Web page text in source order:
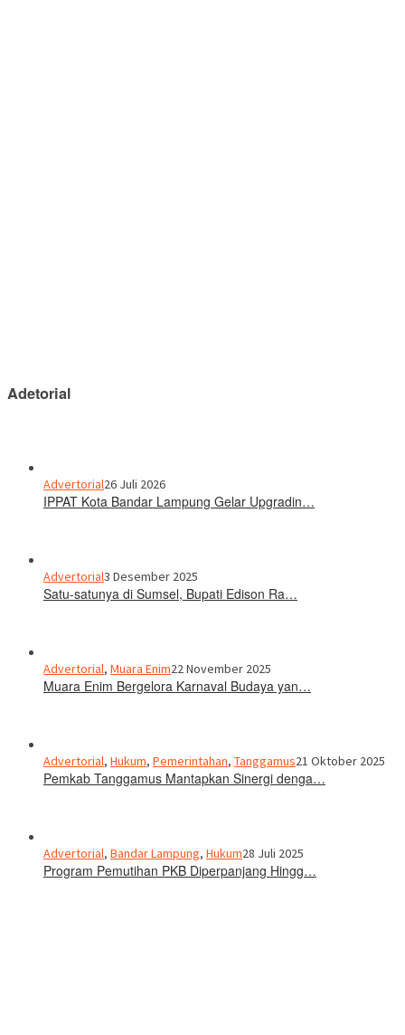
Adetorial
Advertorial26 Juli 2026
IPPAT Kota Bandar Lampung Gelar Upgradin…
Advertorial3 Desember 2025
Satu-satunya di Sumsel, Bupati Edison Ra…
Advertorial, Muara Enim22 November 2025
Muara Enim Bergelora Karnaval Budaya yan…
Advertorial, Hukum, Pemerintahan, Tanggamus21 Oktober 2025
Pemkab Tanggamus Mantapkan Sinergi denga…
Advertorial, Bandar Lampung, Hukum28 Juli 2025
Program Pemutihan PKB Diperpanjang Hingg…